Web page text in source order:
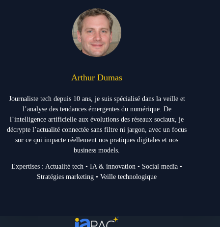
Arthur Dumas
Journaliste tech depuis 10 ans, je suis spécialisé dans la veille et
l’analyse des tendances émergentes du numérique. De
l’intelligence artificielle aux évolutions des réseaux sociaux, je
décrypte l’actualité connectée sans filtre ni jargon, avec un focus
sur ce qui impacte réellement nos pratiques digitales et nos
business models.
Expertises : Actualité tech • IA & innovation • Social media •
Stratégies marketing • Veille technologique